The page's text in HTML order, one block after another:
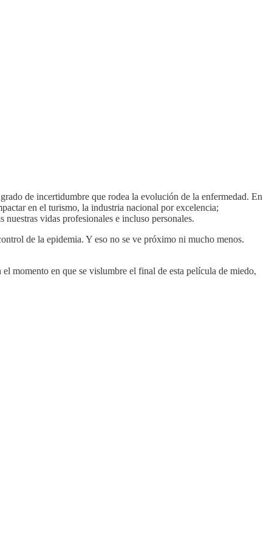
de incertidumbre que rodea la evolución de la enfermedad. En
en el turismo, la industria nacional por excelencia;
vidas profesionales e incluso personales.
de la epidemia. Y eso no se ve próximo ni mucho menos.
momento en que se vislumbre el final de esta película de miedo,